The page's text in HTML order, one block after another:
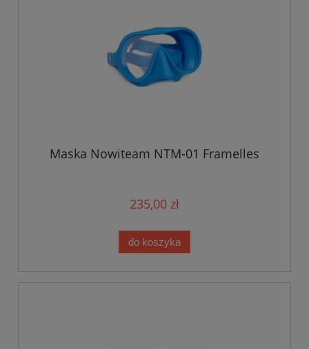
Maska Nowiteam NTM-01 Framelles
235,00 zł
do koszyka